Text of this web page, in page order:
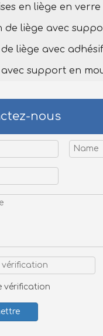
en liège en verre
liège avec
avec support en
nous